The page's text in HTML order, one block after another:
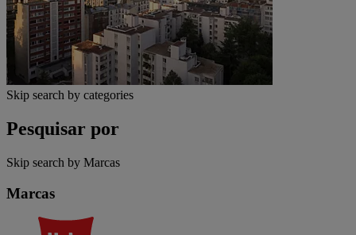
Skip search by categories
Pesquisar por
Skip search by Marcas
Marcas